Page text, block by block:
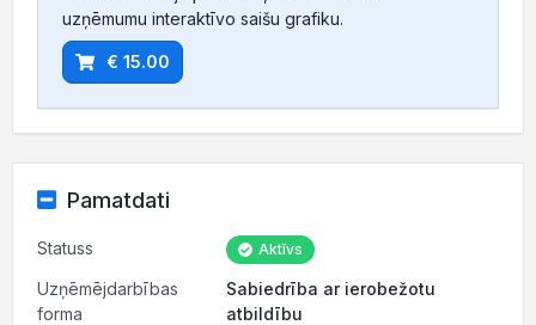
uzņēmumu interaktīvo saišu grafiku.
€ 15.00
Pamatdati
Statuss Aktīvs
Uzņēmējdarbības
forma
Sabiedrība ar ierobežotu
atbildību